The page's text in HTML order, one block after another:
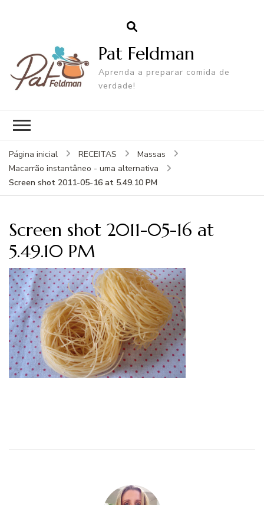
Pat Feldman
Aprenda a preparar comida de
verdade!
Página inicial RECEITAS
Massas
Macarrão instantâneo - uma alternativa
Screen shot 2011-05-16 at 5.49.10 PM
Screen shot 2011-05-16 at
5.49.10 PM